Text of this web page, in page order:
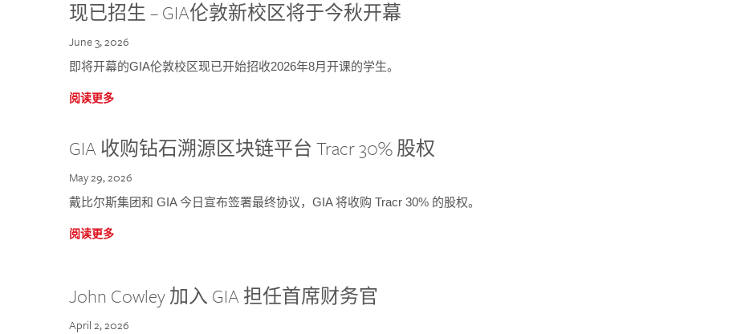
现已招生 – GIA伦敦新校区将于今秋开幕
June 3, 2026
即将开幕的GIA伦敦校区现已开始招收2026年8月开课的学生。
阅读更多
GIA 收购钻石溯源区块链平台 Tracr 30% 股权
May 29, 2026
戴比尔斯集团和 GIA 今日宣布签署最终协议，GIA 将收购 Tracr 30% 的股权。
阅读更多
John Cowley 加入 GIA 担任首席财务官
April 2, 2026